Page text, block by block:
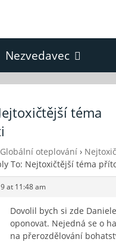
Nezvedavec
O Nezvědavci
Kontakt
téma
Globální oteplování ›
To: Nejtoxičtější téma
at 11:48 am
Dovolil bych si zde
oponovat. Nejedná se o
na přerozdělování